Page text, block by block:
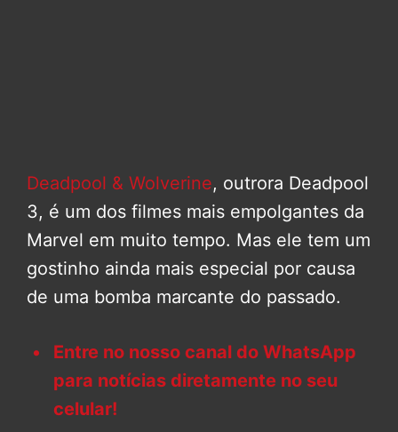
Deadpool & Wolverine, outrora Deadpool
3, é um dos filmes mais empolgantes da
Marvel em muito tempo. Mas ele tem um
gostinho ainda mais especial por causa
de uma bomba marcante do passado.
Entre no nosso canal do WhatsApp
para notícias diretamente no seu
celular!